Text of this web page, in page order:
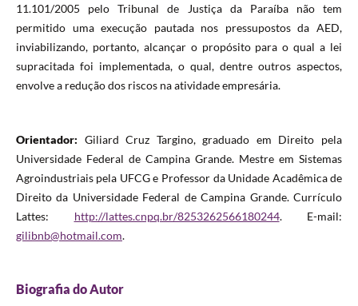
11.101/2005 pelo Tribunal de Justiça da Paraíba não tem
permitido uma execução pautada nos pressupostos da AED,
inviabilizando, portanto, alcançar o propósito para o qual a lei
supracitada foi implementada, o qual, dentre outros aspectos,
envolve a redução dos riscos na atividade empresária.
Orientador: Giliard Cruz Targino, graduado em Direito pela
Universidade Federal de Campina Grande. Mestre em Sistemas
Agroindustriais pela UFCG e Professor da Unidade Acadêmica de
Direito da Universidade Federal de Campina Grande. Currículo
Lattes: http://lattes.cnpq.br/8253262566180244. E-mail:
gilibnb@hotmail.com.
Biografia do Autor